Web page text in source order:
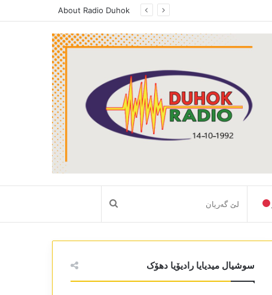
About Radio Duhok
لێ
گەریان
سوشیال میدیایا رادیۆیا دھۆک